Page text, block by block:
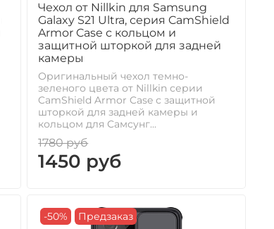
Чехол от Nillkin для Samsung
Galaxy S21 Ultra, серия CamShield
Armor Case с кольцом и
защитной шторкой для задней
камеры
Оригинальный чехол темно-
зеленого цвета от Nillkin серии
CamShield Armor Case с защитной
шторкой для задней камеры и
кольцом для Самсунг...
1780 руб
1450 руб
-50% Предзаказ